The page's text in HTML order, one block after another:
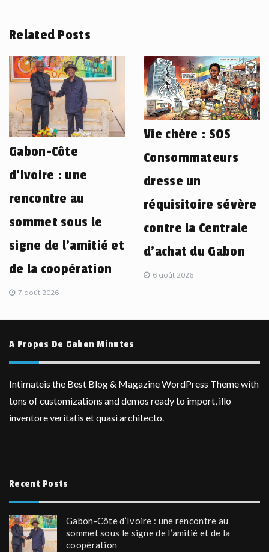
Related Posts
Gabon-Côte
d’Ivoire : une
rencontre au
sommet sous le
signe de l’amitié et
de la coopération
7 août 2026
Vie chère : SOS
Consommateurs
dresse un
réquisitoire sévère
contre la Centrale
d’achat du Gabon
6 août 2026
A Propos De Gabon Minutes
Intimateis the Best Blog & Magazine WordPress Theme with
tons of customizations and demos ready to import, illo
inventore veritatis et quasi architecto.
Recent Posts
Gabon-Côte d’Ivoire : une rencontre au
sommet sous le signe de l’amitié et de la
coopération